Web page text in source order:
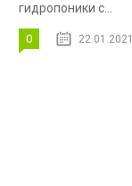
гидропоники с...
0 22.01.2021